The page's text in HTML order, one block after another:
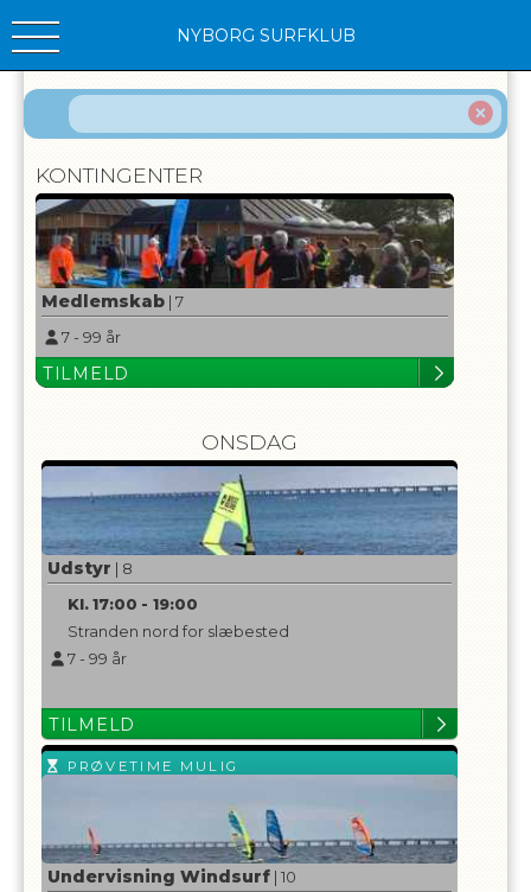
NYBORG SURFKLUB
KONTINGENTER
Medlemskab
| 7
7- 99 år
TILMELD
ONSDAG
Udstyr
| 8
Kl. 17:00 - 19:00
Stranden nord for slæbested
7- 99 år
TILMELD
PRØVETIME MULIG
Undervisning Windsurf
| 10